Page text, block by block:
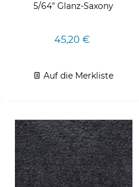
5/64" Glanz-Saxony
45,20 €
Auf die Merkliste